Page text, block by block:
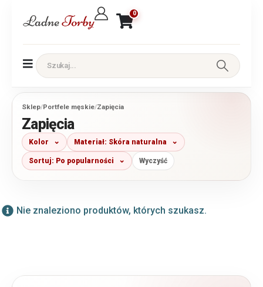
0
Sklep/Portfele męskie/Zapięcia
Zapięcia
Kolor Materiał: Skóra naturalna
Sortuj: Po popularności Wyczyść
Nie znaleziono produktów, których szukasz.